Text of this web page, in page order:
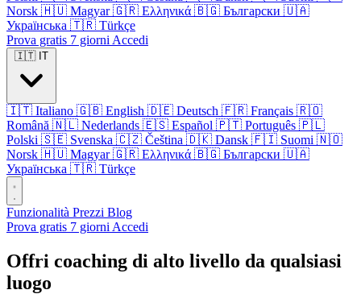
Norsk 🇭🇺 Magyar 🇬🇷 Ελληνικά 🇧🇬 Български 🇺🇦
Українська 🇹🇷 Türkçe
Prova gratis 7 giorni Accedi
🇮🇹 IT
🇮🇹 Italiano 🇬🇧 English 🇩🇪 Deutsch 🇫🇷 Français 🇷🇴
Română 🇳🇱 Nederlands 🇪🇸 Español 🇵🇹 Português 🇵🇱
Polski 🇸🇪 Svenska 🇨🇿 Čeština 🇩🇰 Dansk 🇫🇮 Suomi 🇳🇴
Norsk 🇭🇺 Magyar 🇬🇷 Ελληνικά 🇧🇬 Български 🇺🇦
Українська 🇹🇷 Türkçe
Funzionalità Prezzi Blog
Prova gratis 7 giorni Accedi
Offri coaching di alto livello da qualsiasi
luogo